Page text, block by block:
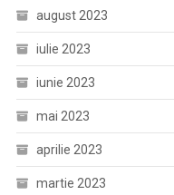
august 2023
iulie 2023
iunie 2023
mai 2023
aprilie 2023
martie 2023